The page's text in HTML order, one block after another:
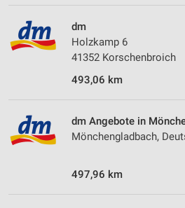
dm
Holzkamp 6
41352 Korschenbroich
493,06 km
dm Angebote in
Mönchengladbach,
497,96 km